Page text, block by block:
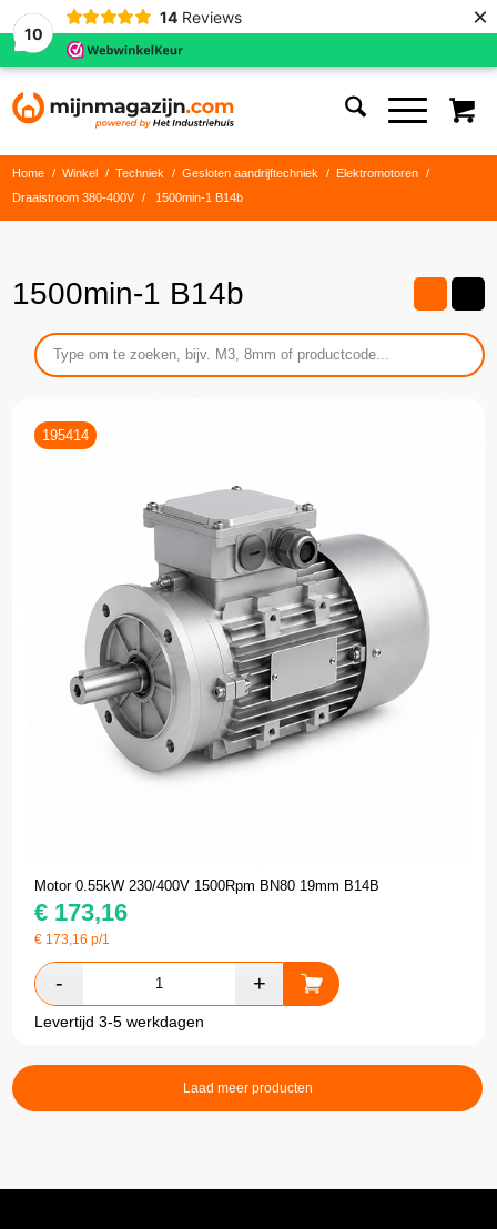
10
14 Reviews ×
Home / Winkel / Techniek / Gesloten aandrijftechniek / Elektromotoren
/
Draaistroom 380-400V / 1500min-1 B14b
1500min-1 B14b
195414
Motor 0.55kW 230/400V 1500Rpm BN80 19mm B14B
€ 173,16
€ 173,16 p/1
Levertijd 3-5 werkdagen
Laad meer producten